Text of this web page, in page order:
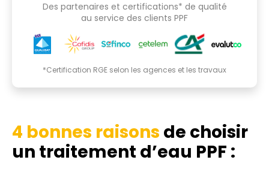
Des partenaires et certifications* de qualité
au service des clients PPF
*Certification RGE selon les agences et les travaux
4 bonnes raisons de choisir
un traitement d’eau PPF :